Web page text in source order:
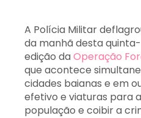
A Polícia Militar
da manhã desta
edição daOperação
que acontece
cidades baianas e em
efetivo e viaturas para
população e coibir a